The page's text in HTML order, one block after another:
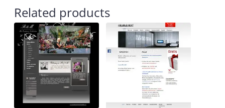
Related products